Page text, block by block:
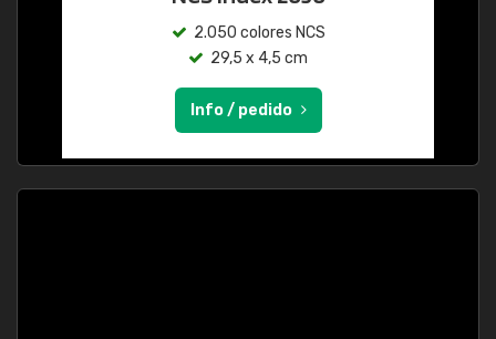
2.050 colores NCS
29,5 x 4,5 cm
Info / pedido